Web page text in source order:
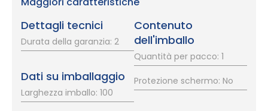
Dettagli tecnici
Durata della garanzia: 2
Dati su imballaggio
Larghezza imballo: 100
Contenuto
dell'imballo
Quantità per pacco: 1
Protezione schermo: No